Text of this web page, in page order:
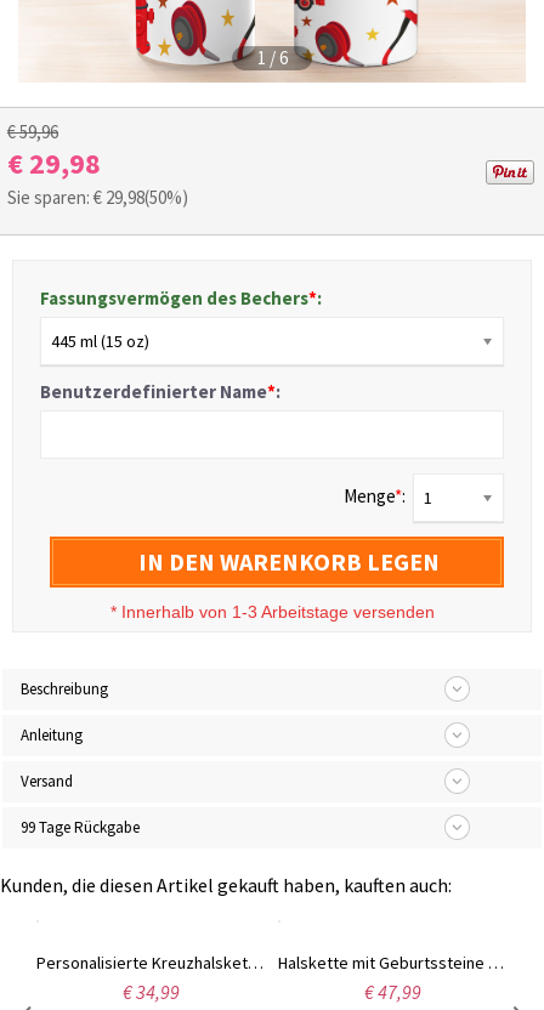
1 /6
€ 59,96
€ 29,98
Sie sparen: € 29,98(50%)
Fassungsvermögen des Bechers*:
445 ml (15 oz)
Benutzerdefinierter Name*:
Menge*: 1
IN DEN WARENKORB LEGEN
* Innerhalb von 1-3 Arbeitstage versenden
Beschreibung
Anleitung
Versand
99 Tage Rückgabe
Kunden, die diesen Artikel gekauft haben, kauften auch:
Personalisierte Kreuzhalskette mit 2 Namen in vergoldetem Rosa 925 Silber
€ 34,99
Halskette mit Geburtssteine und Disc Talisman für Mütter
€ 47,99